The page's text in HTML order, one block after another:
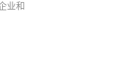
业和